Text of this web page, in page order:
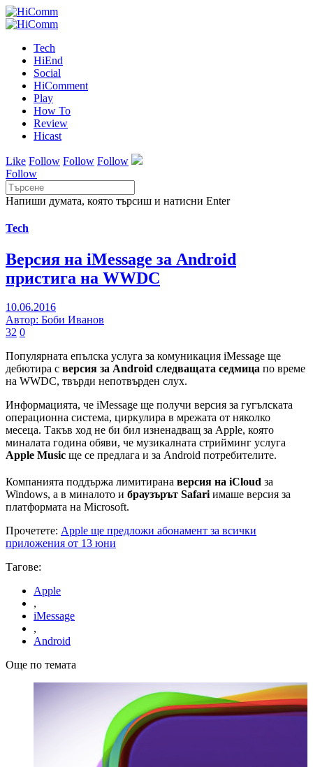
Tech
HiEnd
Social
HiComment
Play
How To
Review
Hicast
Like Follow Follow Follow
Follow
Напиши думата, която търсиш и натисни Enter
Tech
Версия на iMessage за Android
пристига на WWDC
10.06.2016
Автор: Боби Иванов
32 0
Популярната епълска услуга за комуникация iMessage ще
дебютира с версия за Android следващата седмица по време
на WWDC, твърди непотвърден слух.
Информацията, че iMessage ще получи версия за гугълската
операционна система, циркулира в мрежата от няколко
месеца. Такъв ход не би бил изненадващ за Apple, която
миналата година обяви, че музикалната стрийминг услуга
Apple Music ще се предлага и за Android потребителите.
Компанията поддържа лимитирана версия на iCloud за
Windows, а в миналото и браузърът Safariимаше версия за
платформата на Microsoft.
Прочетете: Apple ще предложи абонамент за всички
приложения от 13 юни
Тагове:
Apple
,
iMessage
,
Android
Още по темата